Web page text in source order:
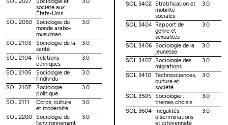
société aux
États-Unis
SOL 2050
Sociologie du
monde arabo-
musulman
3.0
SOL 2103
Sociologie de la
santé
3.0
SOL 2104
Relations
ethniques
3.0
SOL 2105
Sociologie de
l'individu
3.0
SOL 2107
Sociologie
politique
3.0
SOL 2111
Corps, culture
et modernité
3.0
SOL 2200
Sociologie de
l'environnement
3.0
SOL 3402 Stratification et
mobilité
sociales
3.0
SOL 3404 Rapport de
genre et
sexualités
3.0
SOL 3406 Sociologie de la
jeunesse
3.0
SOL 3407 Sociologie des
migrations
3.0
SOL 3410
Technosciences,
culture et
société
3.0
SOL 3505
Sociologie :
thèmes choisis
3.0
SOL 3604
Inégalités,
discriminations
et citoyenneté
3.0